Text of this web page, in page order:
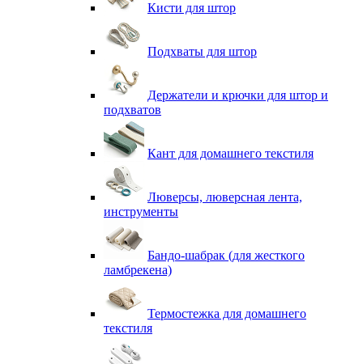
Кисти для штор
Подхваты для штор
Держатели и крючки для штор и
подхватов
Кант для домашнего текстиля
Люверсы, люверсная лента,
инструменты
Бандо-шабрак (для жесткого
ламбрекена)
Термостежка для домашнего
текстиля